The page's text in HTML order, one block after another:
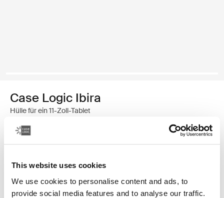
This website uses cookies
We use cookies to personalise content and ads, to
provide social media features and to analyse our traffic.
Case Logic Ibira
Hülle für ein 11-Zoll-Tablet
19,99 €
Farbe
Case Logic Ibira Laptop Sleeve Schwarz (selected)